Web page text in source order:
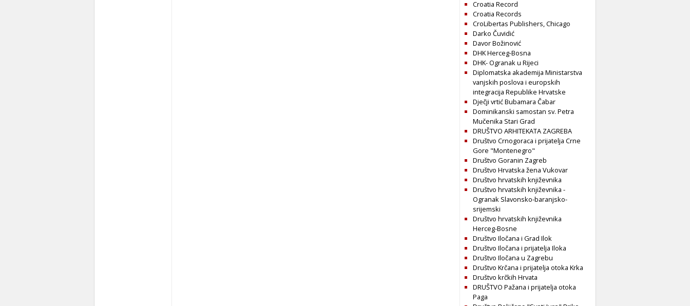
Croatia Record
Croatia Records
CroLibertas Publishers, Chicago
Darko Čuvidić
Davor Božinović
DHK Herceg-Bosna
DHK- Ogranak u Rijeci
Diplomatska akademija Ministarstva
vanjskih poslova i europskih
integracija Republike Hrvatske
Dječji vrtić Bubamara Čabar
Dominikanski samostan sv. Petra
Mučenika Stari Grad
DRUŠTVO ARHITEKATA ZAGREBA
Društvo Crnogoraca i prijatelja Crne
Gore "Montenegro"
Društvo Goranin Zagreb
Društvo Hrvatska žena Vukovar
Društvo hrvatskih književnika
Društvo hrvatskih književnika -
Ogranak Slavonsko-baranjsko-
srijemski
Društvo hrvatskih književnika
Herceg-Bosne
Društvo Iločana i Grad Ilok
Društvo Iločana i prijatelja Iloka
Društvo Iločana u Zagrebu
Društvo Krčana i prijatelja otoka Krka
Društvo krčkih Hrvata
DRUŠTVO Pažana i prijatelja otoka
Paga